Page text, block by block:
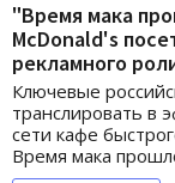
"Время мака
McDonald's
рекламного
Ключевые
транслировать в
сети кафе
Время мака